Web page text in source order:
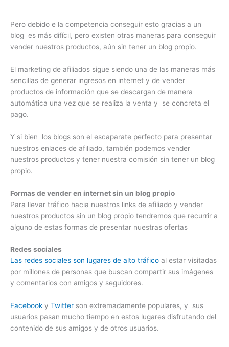
Pero debido e la competencia conseguir esto gracias a un
blog es más difícil, pero existen otras maneras para conseguir
vender nuestros productos, aún sin tener un blog propio.
El marketing de afiliados sigue siendo una de las maneras más
sencillas de generar ingresos en internet y de vender
productos de información que se descargan de manera
automática una vez que se realiza la venta y se concreta el
pago.
Y si bien los blogs son el escaparate perfecto para presentar
nuestros enlaces de afiliado, también podemos vender
nuestros productos y tener nuestra comisión sin tener un blog
propio.
Formas de vender en internet sin un blog propio
Para llevar tráfico hacia nuestros links de afiliado y vender
nuestros productos sin un blog propio tendremos que recurrir a
alguno de estas formas de presentar nuestras ofertas
Redes sociales
Las redes sociales son lugares de alto tráfico al estar visitadas
por millones de personas que buscan compartir sus imágenes
y comentarios con amigos y seguidores.
Facebook y Twitter son extremadamente populares, y sus
usuarios pasan mucho tiempo en estos lugares disfrutando del
contenido de sus amigos y de otros usuarios.